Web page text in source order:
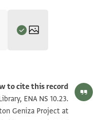
ENA NS 10.23 verso
to cite this record:
ENA NS 10.23.
Geniza Project at